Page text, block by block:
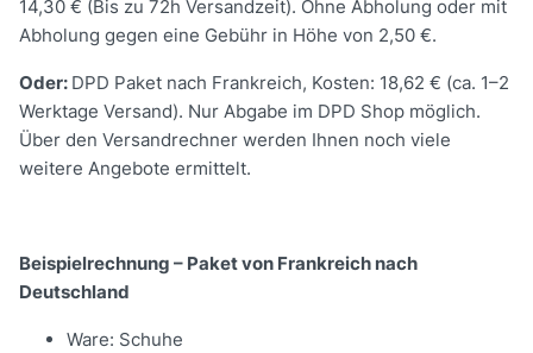
14,30 € (Bis zu 72h Versandzeit). Ohne Abholung oder mit
Abholung gegen eine Gebühr in Höhe von 2,50 €.
Oder: DPD Paket nach Frankreich, Kosten: 18,62 € (ca. 1–2
Werktage Versand). Nur Abgabe im DPD Shop möglich.
Über den Versandrechner werden Ihnen noch viele
weitere Angebote ermittelt.
Beispielrechnung – Paket von Frankreich nach
Deutschland
Ware: Schuhe